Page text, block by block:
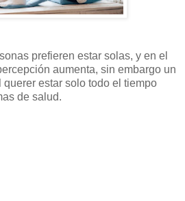
prefieren estar solas, y en el
aumenta, sin embargo un
estar solo todo el tiempo
de salud.